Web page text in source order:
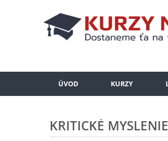
ÚVOD KURZY
KRITICKÉ MYSLENIE